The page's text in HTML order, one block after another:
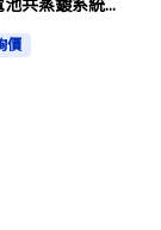
池共蒸鍍系統
Se/Zn/Sn Solar
價